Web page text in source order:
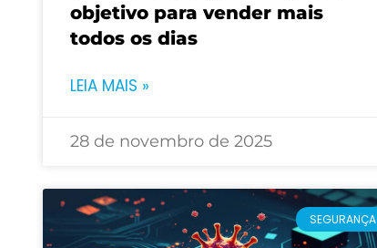
objetivo para vender mais
todos os dias
LEIA MAIS »
28 de novembro de 2025
SEGURANÇA